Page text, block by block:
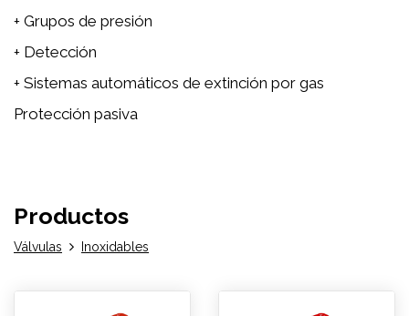
+ Grupos de presión
+ Detección
+ Sistemas automáticos de extinción por gas
Protección pasiva
Productos
Válvulas Inoxidables